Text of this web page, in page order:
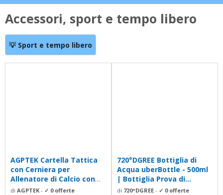
Accessori, sport e tempo libero
💡 Sport e tempo libero
AGPTEK Cartella Tattica
con Cerniera per
Allenatore di Calcio con
Magneti,...
di AGPTEK - ✓ 0 offerte
720°DGREE Bottiglia di
Acqua uberBottle - 500ml
| Bottiglia Prova di...
di 720°DGREE - ✓ 0 offerte